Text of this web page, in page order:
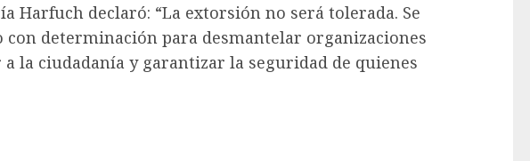
Harfuch declaró: “La extorsión no será tolerada. Se
con determinación para desmantelar organizaciones
la ciudadanía y garantizar la seguridad de quienes